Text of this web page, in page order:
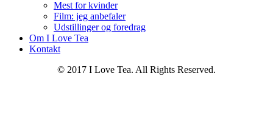
Mest for kvinder
Film: jeg anbefaler
Udstillinger og foredrag
Om I Love Tea
Kontakt
© 2017 I Love Tea. All Rights Reserved.